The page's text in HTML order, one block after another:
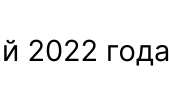
2022 года